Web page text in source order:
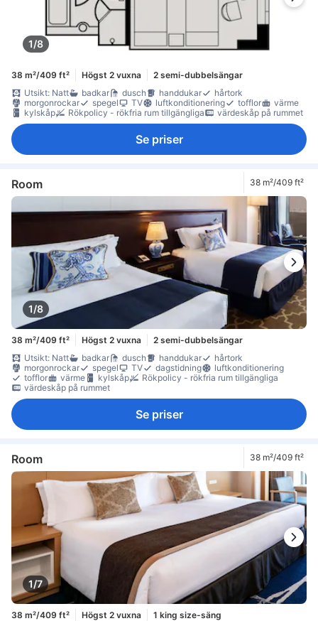
1/8
38 m²/409 ft² Högst 2 vuxna
2 semi-dubbelsängar
Utsikt: Natt
badkar dusch handdukar
hårtork
morgonrockar
spegel TV luftkonditionering tofflor
värme
kylskåp
Rökpolicy - rökfria rum tillgängliga värdeskåp på rummet
Se priser
Room 38 m²/409 ft²
1/8
38 m²/409 ft² Högst 2 vuxna
2 semi-dubbelsängar
Utsikt: Natt
badkar dusch handdukar
hårtork
morgonrockar
spegel TV dagstidning
luftkonditionering
tofflor
värme kylskåp
Rökpolicy - rökfria rum tillgängliga
värdeskåp på rummet
Se priser
Room 38 m²/409 ft²
1/7
38 m²/409 ft² Högst 2 vuxna
1 king size-säng